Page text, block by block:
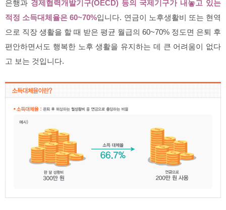
은행과 경제협력개발기구(OECD) 등의 국제기구가 내놓고 있는
적정 소득대체율은 60~70%입니다. 연금이 노후생활비 또는 현역
으로 직장 생활을 할 때 받은 평균 월급의 60~70% 정도면 은퇴 후
편안하면서도 행복한 노후 생활을 유지하는 데 큰 어려움이 없다
고 보는 것입니다.